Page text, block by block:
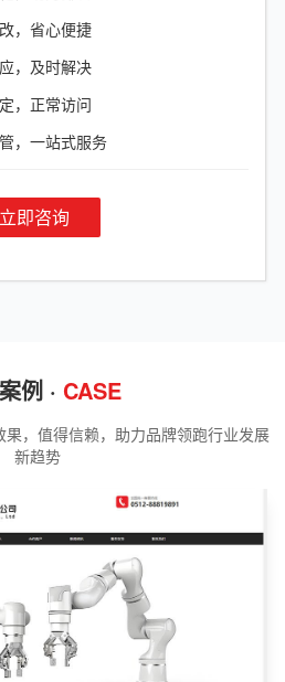
，省心便捷
，及时解决
，正常访问
，一站式服务
立即咨询
例 · CASE
，值得信赖，助力品牌领跑行业发展
新趋势